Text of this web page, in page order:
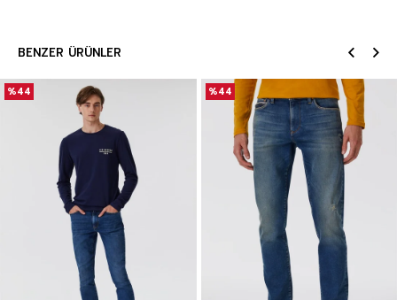
BENZER ÜRÜNLER
%44 %44